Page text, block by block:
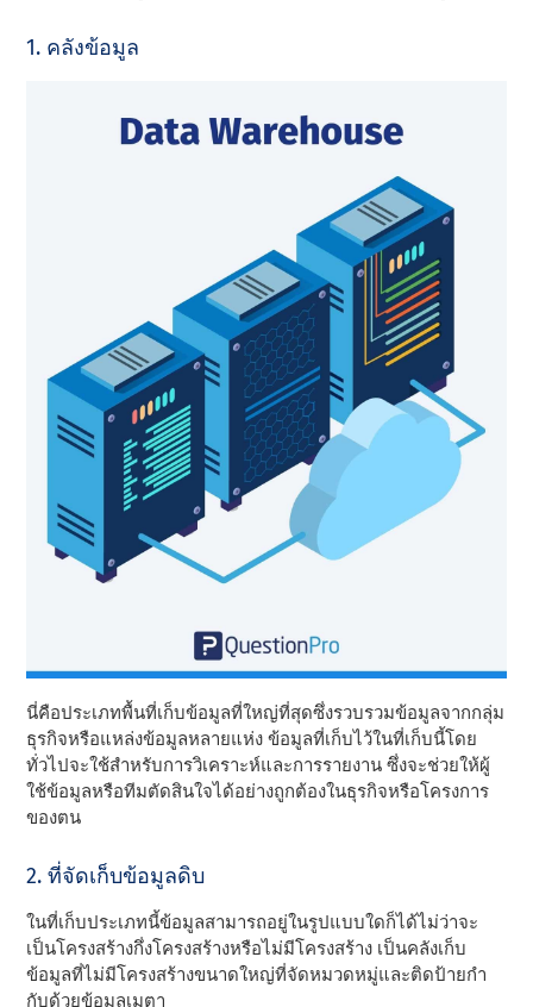
1. คลังข้อมูล
นี่คือประเภทพื้นที่เก็บข้อมูลที่ใหญ่ที่สุดซึ่งรวบรวมข้อมูลจากกลุ่ม
ธุรกิจหรือแหล่งข้อมูลหลายแห่ง ข้อมูลที่เก็บไว้ในที่เก็บนี้โดย
ทั่วไปจะใช้สําหรับการวิเคราะห์และการรายงาน ซึ่งจะช่วยให้ผู้
ใช้ข้อมูลหรือทีมตัดสินใจได้อย่างถูกต้องในธุรกิจหรือโครงการ
ของตน
2. ที่จัดเก็บข้อมูลดิบ
ในที่เก็บประเภทนี้ข้อมูลสามารถอยู่ในรูปแบบใดก็ได้ไม่ว่าจะ
เป็นโครงสร้างกึ่งโครงสร้างหรือไม่มีโครงสร้าง เป็นคลังเก็บ
ข้อมูลที่ไม่มีโครงสร้างขนาดใหญ่ที่จัดหมวดหมู่และติดป้ายกํา
กับด้วยข้อมูลเมตา